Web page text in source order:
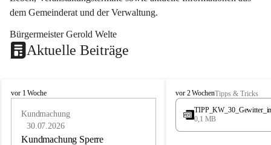
dem Gemeinderat und der Verwaltung.
Bürgermeister Gerold Welte
Aktuelle Beiträge
L
vor 1 Woche
Kundmachung
30.07.2026
Kundmachung Sperre
L
a
e
vor 2 WochenTipps & Tricks
0,1 MB